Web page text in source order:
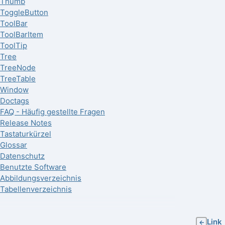
ToggleButton
ToolBar
ToolBarItem
ToolTip
Tree
TreeNode
TreeTable
Window
Doctags
FAQ - Häufig gestellte Fragen
Release Notes
Tastaturkürzel
Glossar
Datenschutz
Benutzte Software
Abbildungsverzeichnis
Tabellenverzeichnis
← Link